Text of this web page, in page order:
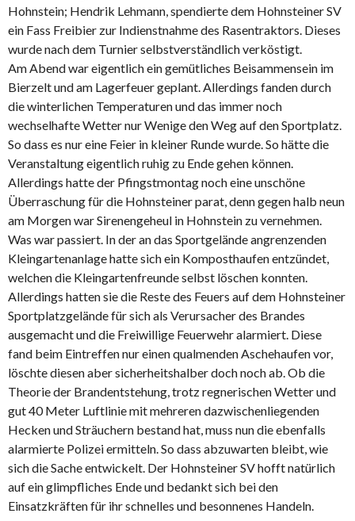
Hohnstein; Hendrik Lehmann, spendierte dem Hohnsteiner SV
ein Fass Freibier zur Indienstnahme des Rasentraktors. Dieses
wurde nach dem Turnier selbstverständlich verköstigt.
Am Abend war eigentlich ein gemütliches Beisammensein im
Bierzelt und am Lagerfeuer geplant. Allerdings fanden durch
die winterlichen Temperaturen und das immer noch
wechselhafte Wetter nur Wenige den Weg auf den Sportplatz.
So dass es nur eine Feier in kleiner Runde wurde. So hätte die
Veranstaltung eigentlich ruhig zu Ende gehen können.
Allerdings hatte der Pfingstmontag noch eine unschöne
Überraschung für die Hohnsteiner parat, denn gegen halb neun
am Morgen war Sirenengeheul in Hohnstein zu vernehmen.
Was war passiert. In der an das Sportgelände angrenzenden
Kleingartenanlage hatte sich ein Komposthaufen entzündet,
welchen die Kleingartenfreunde selbst löschen konnten.
Allerdings hatten sie die Reste des Feuers auf dem Hohnsteiner
Sportplatzgelände für sich als Verursacher des Brandes
ausgemacht und die Freiwillige Feuerwehr alarmiert. Diese
fand beim Eintreffen nur einen qualmenden Aschehaufen vor,
löschte diesen aber sicherheitshalber doch noch ab. Ob die
Theorie der Brandentstehung, trotz regnerischen Wetter und
gut 40 Meter Luftlinie mit mehreren dazwischenliegenden
Hecken und Sträuchern bestand hat, muss nun die ebenfalls
alarmierte Polizei ermitteln. So dass abzuwarten bleibt, wie
sich die Sache entwickelt. Der Hohnsteiner SV hofft natürlich
auf ein glimpfliches Ende und bedankt sich bei den
Einsatzkräften für ihr schnelles und besonnenes Handeln.